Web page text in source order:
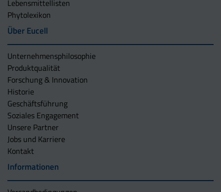
Lebensmittellisten
Phytolexikon
Über Eucell
Unternehmens­philosophie
Produktqualität
Forschung & Innovation
Historie
Geschäftsführung
Soziales Engagement
Unsere Partner
Jobs und Karriere
Kontakt
Informationen